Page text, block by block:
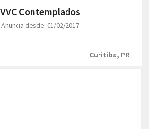
VVC Contemplados
Anuncia desde: 01/02/2017
Curitiba, PR